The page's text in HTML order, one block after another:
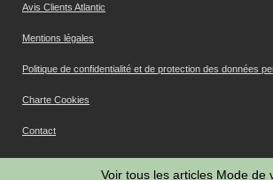
Voir tous les articles Mode de
Avis Clients Atlantic
Mentions légales
Politique de confidentialité et de protection des données
Charte Cookies
Contact
Gestion des cookies